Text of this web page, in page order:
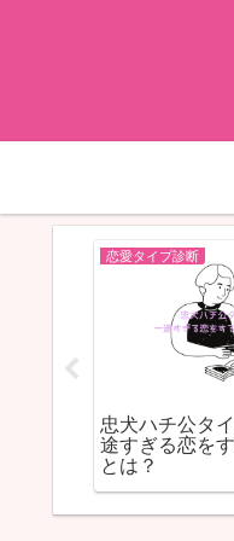
がうまくいく人の共通点
？幸せな恋愛をする人の